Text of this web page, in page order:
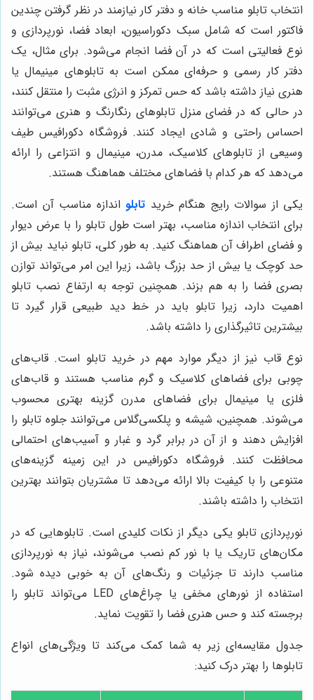
انتخاب تابلو مناسب خانه و دفتر کار نیازمند در نظر گرفتن چندین
فاکتور است که شامل سبک دکوراسیون، ابعاد فضا، نورپردازی و
نوع فعالیتی است که در آن فضا انجام می‌شود. برای مثال، یک
دفتر کار رسمی و حرفه‌ای ممکن است به تابلوهای مینیمال یا
هنری نیاز داشته باشد که حس تمرکز و انرژی مثبت را منتقل کنند،
در حالی که در فضای منزل تابلوهای رنگارنگ و هنری می‌توانند
احساس راحتی و شادی ایجاد کنند. فروشگاه دکورافیس طیف
وسیعی از تابلوهای کلاسیک، مدرن، مینیمال و انتزاعی را ارائه
می‌دهد که هر کدام با فضاهای مختلف هماهنگ هستند.
یکی از سوالات رایج هنگام خرید تابلو اندازه مناسب آن است.
برای انتخاب اندازه مناسب، بهتر است طول تابلو را با عرض دیوار
و فضای اطراف آن هماهنگ کنید. به طور کلی، تابلو نباید بیش از
حد کوچک یا بیش از حد بزرگ باشد، زیرا این امر می‌تواند توازن
بصری فضا را به هم بزند. همچنین توجه به ارتفاع نصب تابلو
اهمیت دارد، زیرا تابلو باید در خط دید طبیعی قرار گیرد تا
بیشترین تاثیرگذاری را داشته باشد.
نوع قاب نیز از دیگر موارد مهم در خرید تابلو است. قاب‌های
چوبی برای فضاهای کلاسیک و گرم مناسب هستند و قاب‌های
فلزی یا مینیمال برای فضاهای مدرن گزینه بهتری محسوب
می‌شوند. همچنین، شیشه و پلکسی‌گلاس می‌توانند جلوه تابلو را
افزایش دهند و از آن در برابر گرد و غبار و آسیب‌های احتمالی
محافظت کنند. فروشگاه دکورافیس در این زمینه گزینه‌های
متنوعی را با کیفیت بالا ارائه می‌دهد تا مشتریان بتوانند بهترین
انتخاب را داشته باشند.
نورپردازی تابلو یکی دیگر از نکات کلیدی است. تابلوهایی که در
مکان‌های تاریک یا با نور کم نصب می‌شوند، نیاز به نورپردازی
مناسب دارند تا جزئیات و رنگ‌های آن به خوبی دیده شود.
استفاده از نورهای مخفی یا چراغ‌های LED می‌تواند تابلو را
برجسته کند و حس هنری فضا را تقویت نماید.
جدول مقایسه‌ای زیر به شما کمک می‌کند تا ویژگی‌های انواع
تابلوها را بهتر درک کنید: